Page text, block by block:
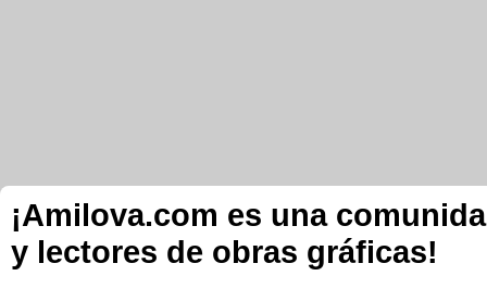
¡Amilova.com es una
y lectores de obras gráficas!